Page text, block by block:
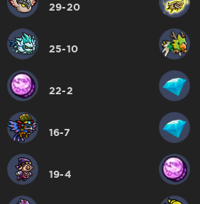
29-20
25-10
22-2
16-7
19-4